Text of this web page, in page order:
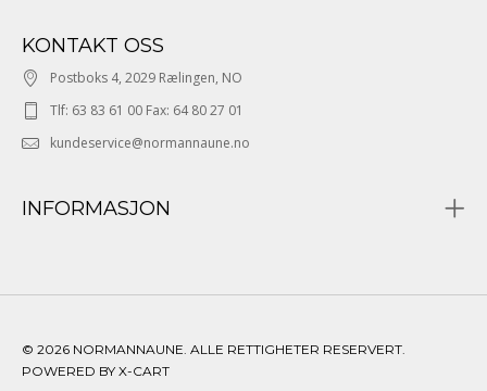
KONTAKT OSS
Postboks 4, 2029 Rælingen, NO
Tlf: 63 83 61 00 Fax: 64 80 27 01
kundeservice@normannaune.no
INFORMASJON
© 2026 NORMANNAUNE. ALLE RETTIGHETER RESERVERT.
POWERED BY X-CART